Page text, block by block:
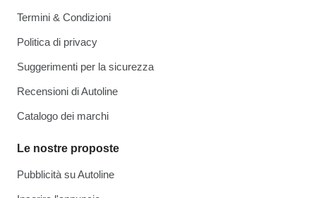
Termini & Condizioni
Politica di privacy
Suggerimenti per la sicurezza
Recensioni di Autoline
Catalogo dei marchi
Le nostre proposte
Pubblicità su Autoline